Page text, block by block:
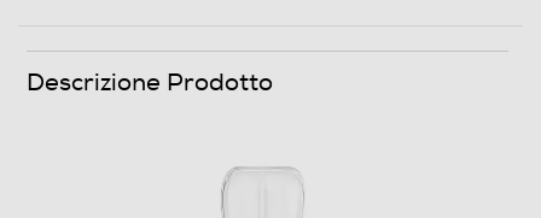
300
Descrizione Prodotto